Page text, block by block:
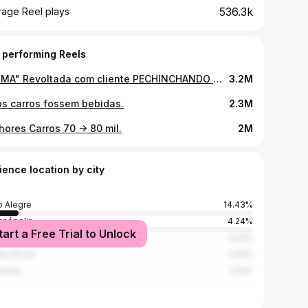
Reel plays 536.3k
performing Reels
"PRIMA" Revoltada com cliente PECHINCHANDO 🤑🤣 #humor #comedia #engraçado #caixapreta #piada #cortes #podcast #engracado #risada #rir #programa #audio #entretenimento #videosengracados #😂 #🤣 #prima #revoltada #pechincha #🤑 3.2M
carros fossem bebidas. 2.3M
Carros 70 -> 80 mil. 2M
location by city
Alegre
14.43%
4.24%
urbana do Litoral Norte
a Free Trial to Unlock